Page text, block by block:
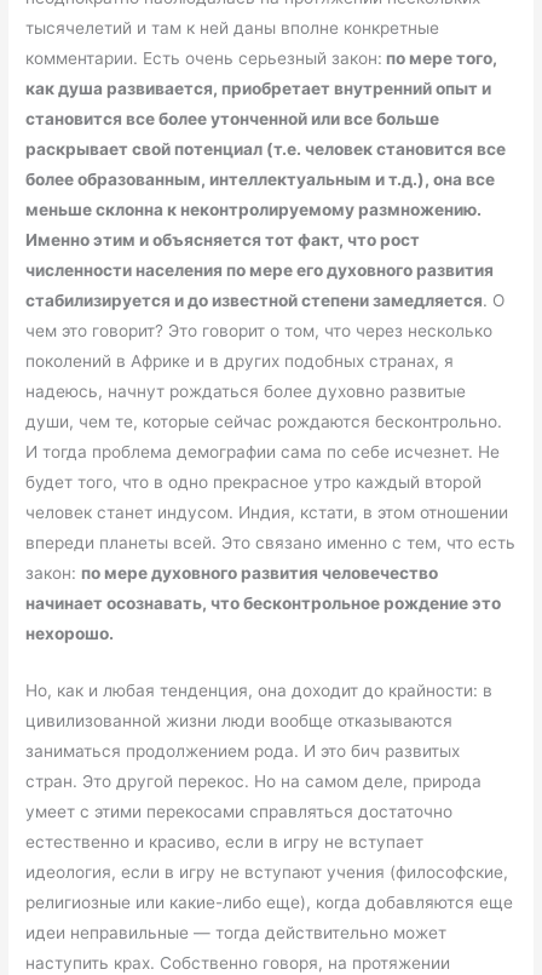
тысячелетий и там к ней даны вполне конкретные
комментарии. Есть очень серьезный закон: по мере того,
как душа развивается, приобретает внутренний опыт и
становится все более утонченной или все больше
раскрывает свой потенциал (т.е. человек становится все
более образованным, интеллектуальным и т.д.), она все
меньше склонна к неконтролируемому размножению.
Именно этим и объясняется тот факт, что рост
численности населения по мере его духовного развития
стабилизируется и до известной степени замедляется. О
чем это говорит? Это говорит о том, что через несколько
поколений в Африке и в других подобных странах, я
надеюсь, начнут рождаться более духовно развитые
души, чем те, которые сейчас рождаются бесконтрольно.
И тогда проблема демографии сама по себе исчезнет. Не
будет того, что в одно прекрасное утро каждый второй
человек станет индусом. Индия, кстати, в этом отношении
впереди планеты всей. Это связано именно с тем, что есть
закон: по мере духовного развития человечество
начинает осознавать, что бесконтрольное рождение это
нехорошо.
Но, как и любая тенденция, она доходит до крайности: в
цивилизованной жизни люди вообще отказываются
заниматься продолжением рода. И это бич развитых
стран. Это другой перекос. Но на самом деле, природа
умеет с этими перекосами справляться достаточно
естественно и красиво, если в игру не вступает
идеология, если в игру не вступают учения (философские,
религиозные или какие-либо еще), когда добавляются еще
идеи неправильные — тогда действительно может
наступить крах. Собственно говоря, на протяжении